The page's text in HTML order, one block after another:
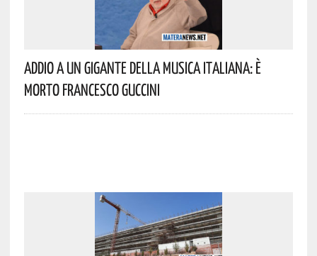
Addio A Un Gigante Della Musica Italiana: È
Morto Francesco Guccini